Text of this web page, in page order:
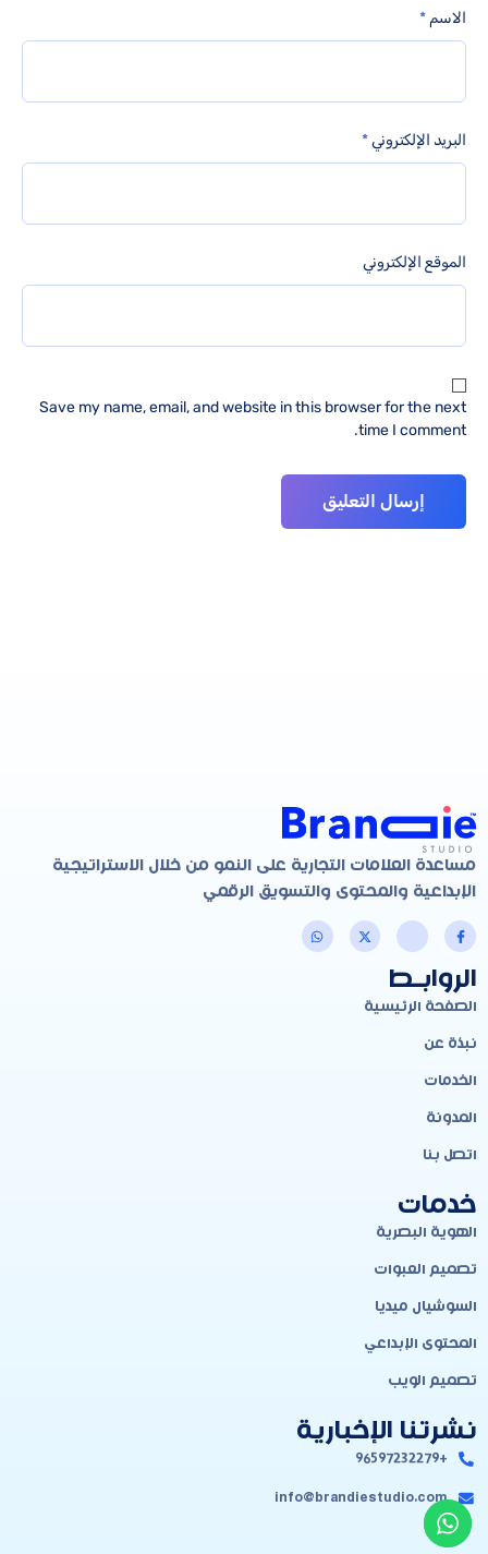
الاسم *
البريد الإلكتروني*
الموقع الإلكتروني
Save my name, email, and website in this browser for the next
time I comment.
مساعدة العلامات التجارية على النمو من خلال الاستراتيجية
الإبداعية والمحتوى والتسويق الرقمي
الروابـط
الصفحة الرئيسية
نبذة عن
الخدمات
المدونة
اتصل بنا
خدمات
الهوية البصرية
تصميم العبوات
السوشيال ميديا
المحتوى الإبداعي
تصميم الويب
نشرتنا الإخبارية
+96597232279
info@brandiestudio.com